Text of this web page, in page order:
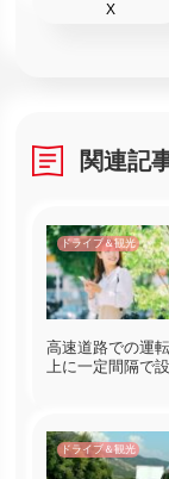
X
関連記
ドライブ＆観光
高速道路での運
上に一定間隔で
リアを利用した
ビスエリアやパ
ドライブ＆観光